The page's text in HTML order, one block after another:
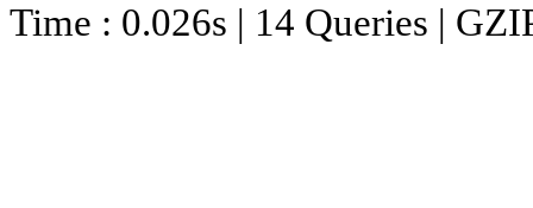
Time : 0.026s | 14 Queries |